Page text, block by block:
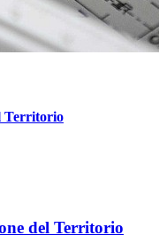
Territorio
del Territorio